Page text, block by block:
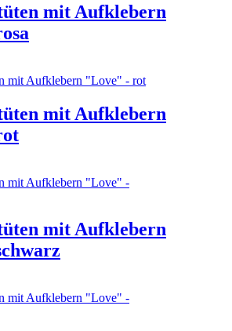
mit Aufklebern
mit Aufklebern
mit Aufklebern